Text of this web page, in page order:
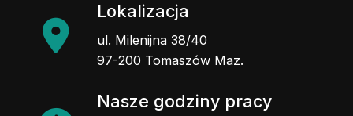
Lokalizacja
ul. Milenijna 38/40
97-200 Tomaszów Maz.
Nasze godziny pracy